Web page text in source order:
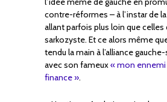
contre-réformes – à l’instar de
allant parfois plus loin que celles
sarkozyste. Et ce alors même
tendu la main à l’alliance
avec son fameux« mon ennemi
finance ».